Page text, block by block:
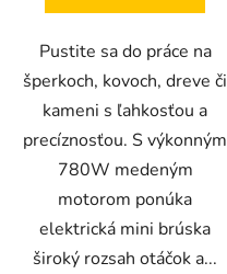
Pustite sa do práce na
šperkoch, kovoch, dreve či
kameni s ľahkosťou a
precíznosťou. S výkonným
780W medeným
motorom ponúka
elektrická mini brúska
široký rozsah otáčok a...